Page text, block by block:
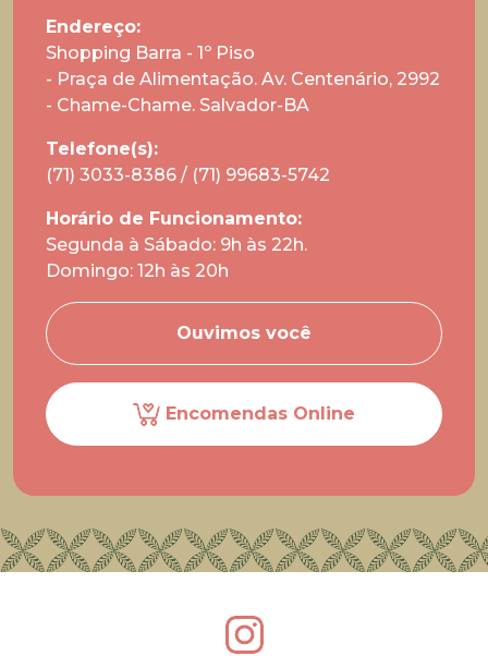
Endereço:
Shopping Barra - 1º Piso
- Praça de Alimentação. Av. Centenário, 2992
- Chame-Chame. Salvador-BA
Telefone(s):
(71) 3033-8386 / (71) 99683-5742
Horário de Funcionamento:
Segunda à Sábado: 9h às 22h.
Domingo: 12h às 20h
Ouvimos você
Encomendas Online